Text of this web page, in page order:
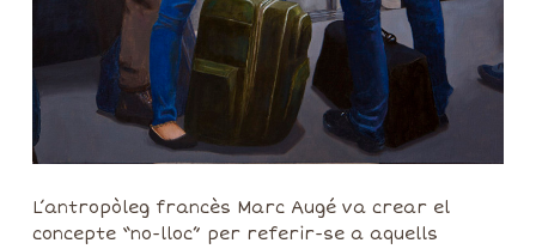
L’antropòleg francès Marc Augé va crear el
concepte “no-lloc” per referir-se a aquells